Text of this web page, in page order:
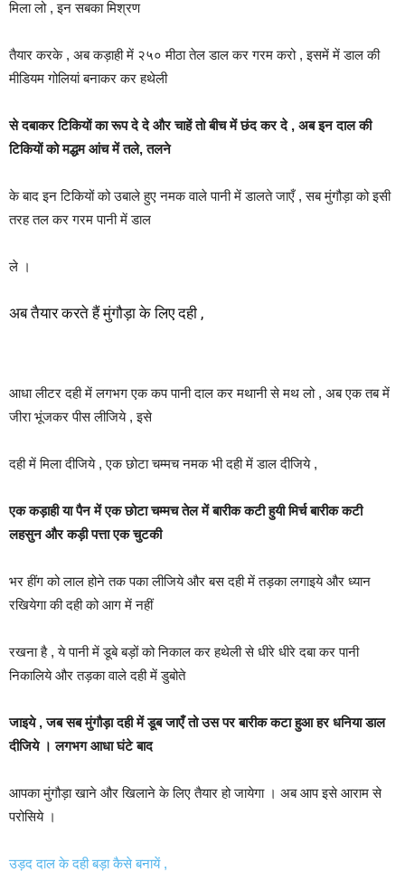
मिला लो , इन सबका मिश्रण
तैयार करके , अब कड़ाही में २५० मीठा तेल डाल कर गरम करो , इसमें में डाल की
मीडियम गोलियां बनाकर कर हथेली
से दबाकर टिकियों का रूप दे दे और चाहें तो बीच में छंद कर दे , अब इन दाल की
टिकियों को मद्धम आंच में तले, तलने
के बाद इन टिकियों को उबाले हुए नमक वाले पानी में डालते जाएँ , सब मुंगौड़ा को इसी
तरह तल कर गरम पानी में डाल
ले ।
अब तैयार करते हैं मुंगौड़ा के लिए दही ,
आधा लीटर दही में लगभग एक कप पानी दाल कर मथानी से मथ लो , अब एक तब में
जीरा भूंजकर पीस लीजिये , इसे
दही में मिला दीजिये , एक छोटा चम्मच नमक भी दही में डाल दीजिये ,
एक कड़ाही या पैन में एक छोटा चम्मच तेल में बारीक कटी हुयी मिर्च बारीक कटी
लहसुन और कड़ी पत्ता एक चुटकी
भर हींग को लाल होने तक पका लीजिये और बस दही में तड़का लगाइये और ध्यान
रखियेगा की दही को आग में नहीं
रखना है , ये पानी में डूबे बड़ों को निकाल कर हथेली से धीरे धीरे दबा कर पानी
निकालिये और तड़का वाले दही में डुबोते
जाइये , जब सब मुंगौड़ा दही में डूब जाएँ तो उस पर बारीक कटा हुआ हर धनिया डाल
दीजिये । लगभग आधा घंटे बाद
आपका मुंगौड़ा खाने और खिलाने के लिए तैयार हो जायेगा । अब आप इसे आराम से
परोसिये ।
उड़द दाल के दही बड़ा कैसे बनायें ,